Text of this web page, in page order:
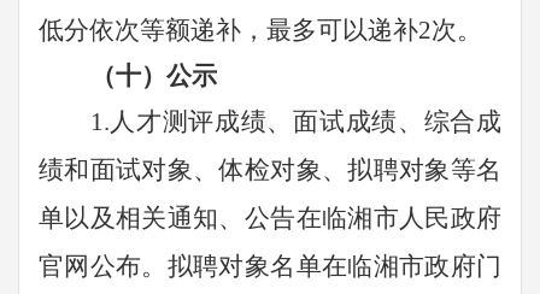
低分依次等额递补 ， 最多可以递补2次。
（十）公示
1.人才测评成绩、面试成绩、综合成
绩和面试对象、体检对象、拟聘对象等名
单以及相关通知、公告在临湘市人民政府
官网公布。拟聘对象名单在临湘市政府门